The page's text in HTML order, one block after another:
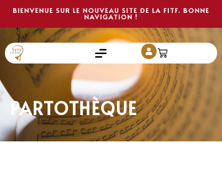
BIENVENUE SUR LE NOUVEAU SITE DE LA FITF. BONNE
NAVIGATION !
PARTOTHÈQUE